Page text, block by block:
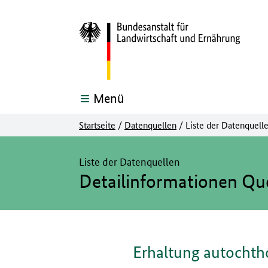
Menü
Startseite / Datenquellen / Liste der
Detailinformationen
Liste der Datenquellen
Erhaltung